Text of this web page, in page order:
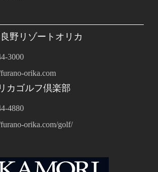
野リゾートオリカ
3000
orika.com
カゴルフ倶楽部
4880
orika.com/golf/